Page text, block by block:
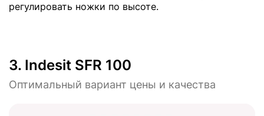
регулировать ножки по высоте.
3. Indesit SFR 100
Оптимальный вариант цены и качества